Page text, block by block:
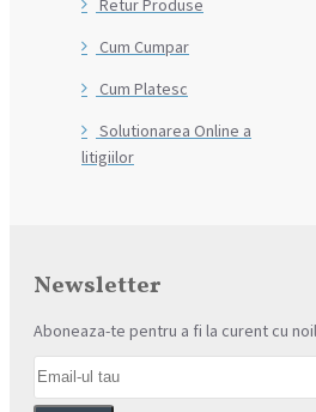
Retur Produse
Cum Cumpar
Cum Platesc
Solutionarea Online a
litigiilor
Newsletter
Aboneaza-te pentru a fi la curent cu